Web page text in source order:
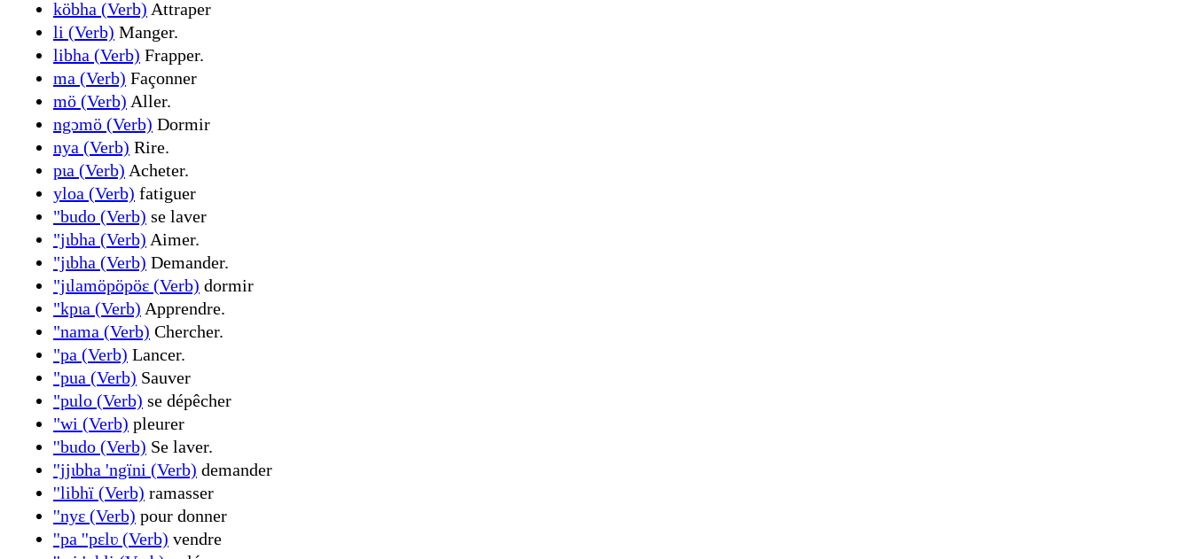
köbha (Verb) Attraper
li (Verb) Manger.
libha (Verb) Frapper.
ma (Verb) Façonner
mö (Verb) Aller.
ngɔmö (Verb) Dormir
nya (Verb) Rire.
pɩa (Verb) Acheter.
yloa (Verb) fatiguer
"budo (Verb) se laver
"jɩbha (Verb) Aimer.
"jɩbha (Verb) Demander.
"jɩlamöpöpöɛ (Verb) dormir
"kpɩa (Verb) Apprendre.
"nama (Verb) Chercher.
"pa (Verb) Lancer.
"pua (Verb) Sauver
"pulo (Verb) se dépêcher
"wi (Verb) pleurer
''budo (Verb) Se laver.
''jjɩbha 'ngïni (Verb) demander
''libhï (Verb) ramasser
''nyɛ (Verb) pour donner
''pa ''pɛlʋ (Verb) vendre